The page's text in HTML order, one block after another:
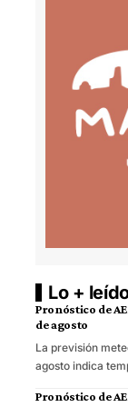
Lo +
Pronóstico de
de agosto
La previsión
agosto indica
Pronóstico de